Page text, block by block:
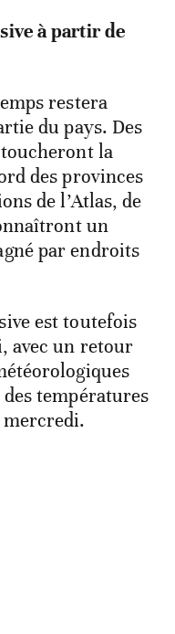
à partir de
restera
du pays. Des
la
des provinces
de l’Atlas, de
un
par endroits
est toutefois
avec un retour
températures